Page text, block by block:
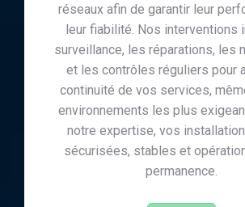
réseaux afin de garantir leur
leur fiabilité. Nos interventions
surveillance, les réparations, les
et les contrôles réguliers pour
continuité de vos services,
environnements les plus
notre expertise, vos
sécurisées, stables et
permanence.